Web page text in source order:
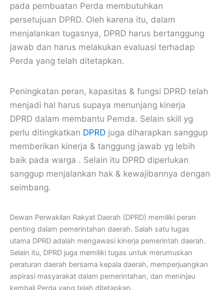
pada pembuatan Perda membutuhkan
persetujuan DPRD. Oleh karena itu, dalam
menjalankan tugasnya, DPRD harus bertanggung
jawab dan harus melakukan evaluasi terhadap
Perda yang telah ditetapkan.
Peningkatan peran, kapasitas & fungsi DPRD telah
menjadi hal harus supaya menunjang kinerja
DPRD dalam membantu Pemda. Selain skill yg
perlu ditingkatkan DPRD juga diharapkan sanggup
memberikan kinerja & tanggung jawab yg lebih
baik pada warga . Selain itu DPRD diperlukan
sanggup menjalankan hak & kewajibannya dengan
seimbang.
Dewan Perwakilan Rakyat Daerah (DPRD) memiliki peran
penting dalam pemerintahan daerah. Salah satu tugas
utama DPRD adalah mengawasi kinerja pemerintah daerah.
Selain itu, DPRD juga memiliki tugas untuk merumuskan
peraturan daerah bersama kepala daerah, memperjuangkan
aspirasi masyarakat dalam pemerintahan, dan meninjau
kembali Perda yang telah ditetapkan.